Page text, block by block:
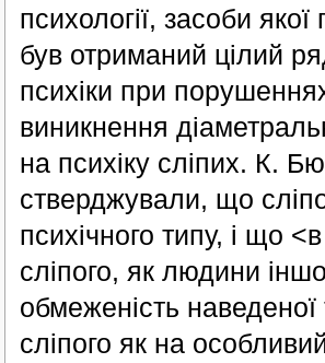
психології, засоби
був отриманий цілий
психіки при
виникнення
на психіку сліпих. К.
стверджували, що
психічного типу, і що
сліпого, як людини
обмеженість
сліпого як на